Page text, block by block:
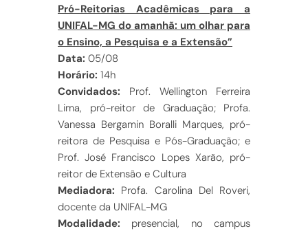
Pró-Reitorias Acadêmicas para a
UNIFAL-MG do amanhã: um olhar para
o Ensino, a Pesquisa e a Extensão”
Data: 05/08
Horário: 14h
Convidados: Prof. Wellington Ferreira
Lima, pró-reitor de Graduação; Profa.
Vanessa Bergamin Boralli Marques, pró-
reitora de Pesquisa e Pós-Graduação; e
Prof. José Francisco Lopes Xarão, pró-
reitor de Extensão e Cultura
Mediadora: Profa. Carolina Del Roveri,
docente da UNIFAL-MG
Modalidade: presencial, no campus